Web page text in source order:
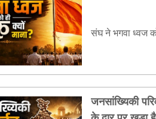
संघ ने भगवा ध्वज
जनसांख्यिकी